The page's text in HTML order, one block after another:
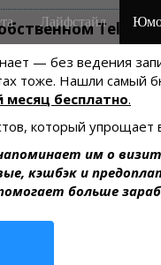
— без ведения
тоже. Нашли самый
месяц бесплатно.
который упрощает
им о
кэшбэк и
больше
Лайфстайл